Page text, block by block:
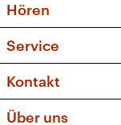
Musikliste
Kakadu –
Hören
Service
FAQ
Apps
Kontakt
Über uns